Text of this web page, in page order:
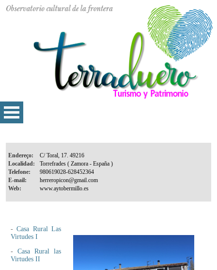
Endereço:
Localidad:
Telefone:
E-mail:
Web:
-Casa Rural Las
Virtudes I
- Casa Rural las
Virtudes II